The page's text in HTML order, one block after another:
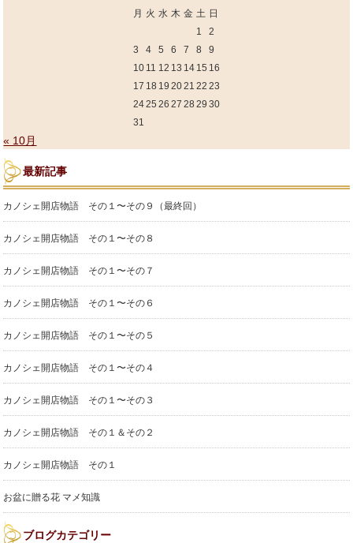
月 火 水 木 金 土 日
1
2
3
4 5 6 7 8
9
10 11 12 13 14 15 16
17 18 19 2021 22 23
2425 26 27 28 29 30
31
« 10月
最新記事
カノシェ開店物語 その１〜その９（最終回）
カノシェ開店物語 その１〜その８
カノシェ開店物語 その１〜その７
カノシェ開店物語 その１〜その６
カノシェ開店物語 その１〜その５
カノシェ開店物語 その１〜その４
カノシェ開店物語 その１〜その３
カノシェ開店物語 その１＆その２
カノシェ開店物語 その１
お盆に贈る花 マメ知識
ブログカテゴリー